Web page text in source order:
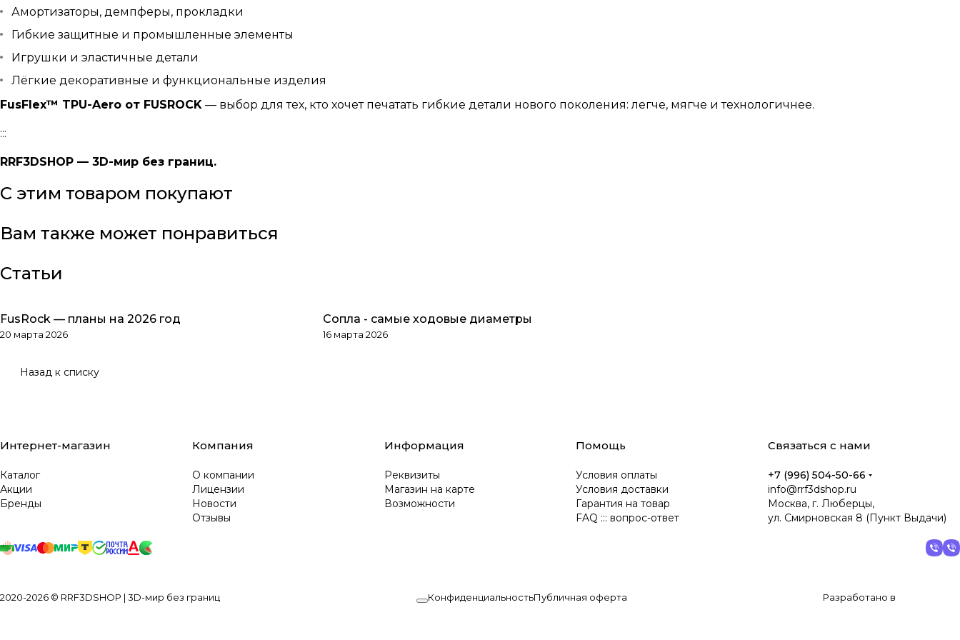
Амортизаторы, демпферы, прокладки
Гибкие защитные и промышленные элементы
Игрушки и эластичные детали
Лёгкие декоративные и функциональные изделия
FusFlex™ TPU-Aero от FUSROCK — выбор для тех, кто хочет печатать гибкие детали нового поколения: легче, мягче и технологичнее.
:::
RRF3DSHOP — 3D-мир без границ.
С этим товаром покупают
Вам также может понравиться
Статьи
Обзоры товаров
FusRock — планы на 2026 год
20 марта 2026
Обзоры товаров
Сопла - самые ходовые диаметры
16 марта 2026
Назад к списку
Интернет-магазин
Каталог
Акции
Бренды
Компания
О компании
Лицензии
Новости
Отзывы
Информация
Реквизиты
Магазин на карте
Возможности
Помощь
Условия оплаты
Условия доставки
Гарантия на товар
FAQ ::: вопрос-ответ
Связаться с нами
+7 (996) 504-50-66
info@rrf3dshop.ru
Москва, г. Люберцы,
ул. Смирновская 8 (Пункт Выдачи)
2020-2026 © RRF3DSHOP | 3D-мир без границ КонфиденциальностьПубличная оферта Разработано в